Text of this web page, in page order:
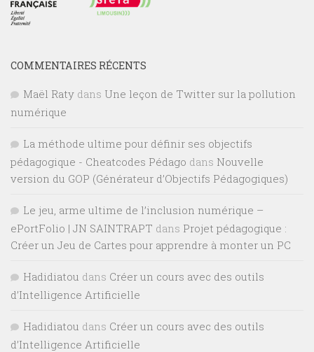
COMMENTAIRES RÉCENTS
Maël Raty dans Une leçon de Twitter sur la pollution
numérique
La méthode ultime pour définir ses objectifs
pédagogique - Cheatcodes Pédago dans Nouvelle
version du GOP (Générateur d’Objectifs Pédagogiques)
Le jeu, arme ultime de l’inclusion numérique –
ePortFolio | JN SAINTRAPT dans Projet pédagogique :
Créer un Jeu de Cartes pour apprendre à monter un PC
Hadidiatou dans Créer un cours avec des outils
d’Intelligence Artificielle
Hadidiatou dans Créer un cours avec des outils
d’Intelligence Artificielle